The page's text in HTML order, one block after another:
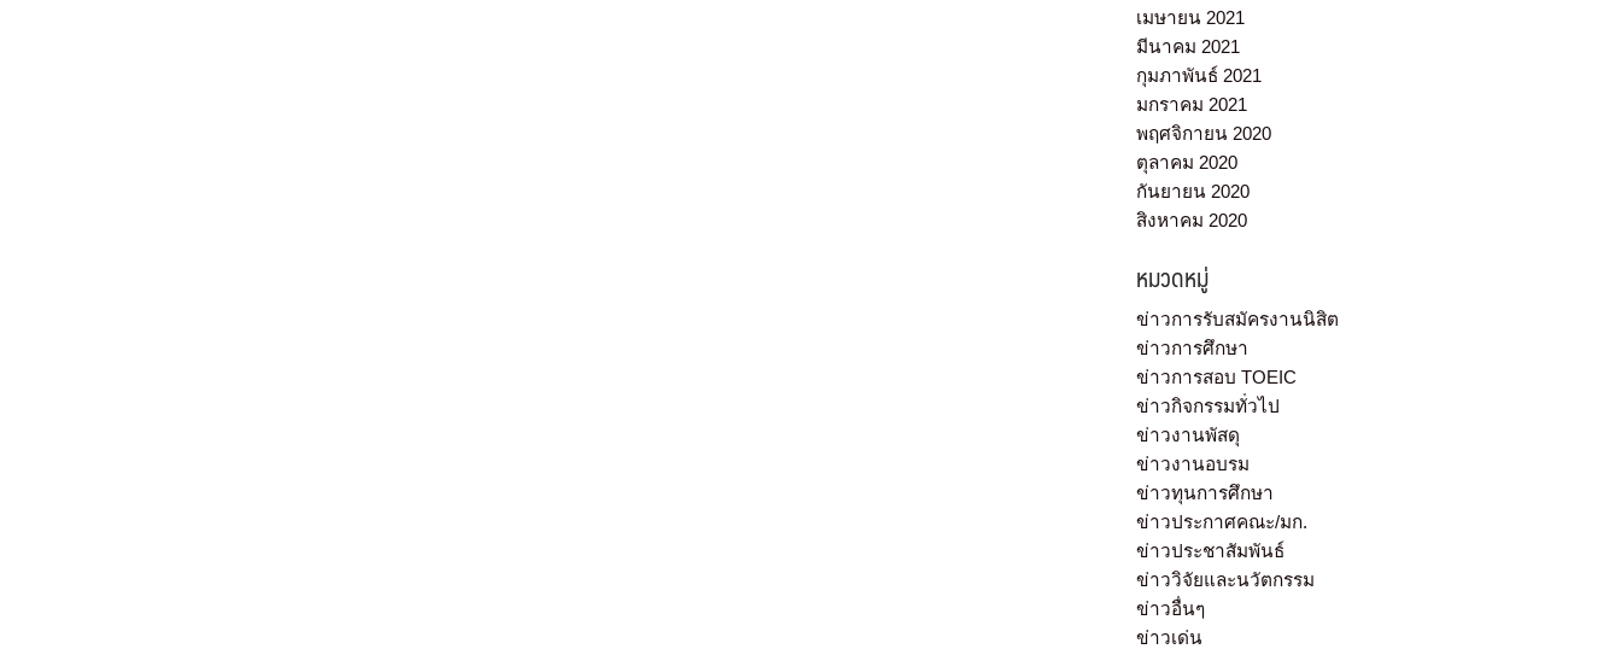
เมษายน 2021
มีนาคม 2021
กุมภาพันธ์ 2021
มกราคม 2021
พฤศจิกายน 2020
ตุลาคม 2020
กันยายน 2020
สิงหาคม 2020
หมวดหมู่
ข่าวการรับสมัครงานนิสิต
ข่าวการศึกษา
ข่าวการสอบ TOEIC
ข่าวกิจกรรมทั่วไป
ข่าวงานพัสดุ
ข่าวงานอบรม
ข่าวทุนการศึกษา
ข่าวประกาศคณะ/มก.
ข่าวประชาสัมพันธ์
ข่าววิจัยและนวัตกรรม
ข่าวอื่นๆ
ข่าวเด่น